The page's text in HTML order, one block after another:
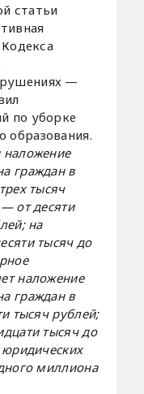
статьи
—
по уборке
образования.
наложение
граждан в
тысяч
от десяти
на
тысяч до
наложение
граждан в
тысяч рублей;
тысяч до
миллиона